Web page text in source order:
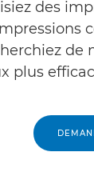
des
de
plus